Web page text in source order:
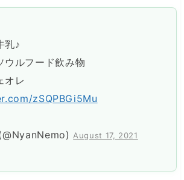
乳♪
ウルフード飲み物
オレ
zSQPBGi5Mu
August 17, 2021